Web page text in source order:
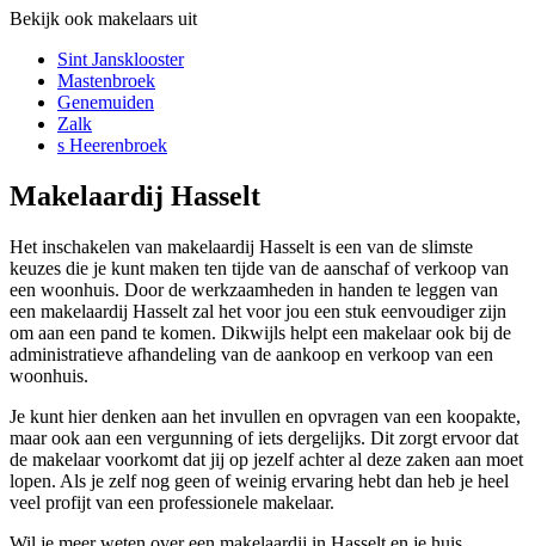
Bekijk ook makelaars uit
Sint Jansklooster
Mastenbroek
Genemuiden
Zalk
s Heerenbroek
Makelaardij Hasselt
Het inschakelen van makelaardij Hasselt is een van de slimste
keuzes die je kunt maken ten tijde van de aanschaf of verkoop van
een woonhuis. Door de werkzaamheden in handen te leggen van
een makelaardij Hasselt zal het voor jou een stuk eenvoudiger zijn
om aan een pand te komen. Dikwijls helpt een makelaar ook bij de
administratieve afhandeling van de aankoop en verkoop van een
woonhuis.
Je kunt hier denken aan het invullen en opvragen van een koopakte,
maar ook aan een vergunning of iets dergelijks. Dit zorgt ervoor dat
de makelaar voorkomt dat jij op jezelf achter al deze zaken aan moet
lopen. Als je zelf nog geen of weinig ervaring hebt dan heb je heel
veel profijt van een professionele makelaar.